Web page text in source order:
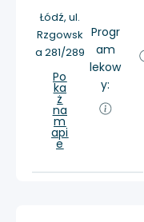
Łódź, ul.
Rzgowsk
a 281/289
Po
ka
ż
na
m
api
e
Progr
am
lekow
y: